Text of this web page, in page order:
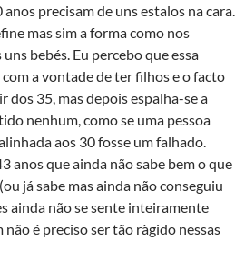
precisam de uns estalos na cara.
mas sim a forma como nos
bebés. Eu percebo que essa
a vontade de ter filhos e o facto
dos 35, mas depois espalha-se a
nenhum, como se uma pessoa
aos 30 fosse um falhado.
anos que ainda não sabe bem o que
já sabe mas ainda não conseguiu
ainda não se sente inteiramente
é preciso ser tão rà­gido nessas